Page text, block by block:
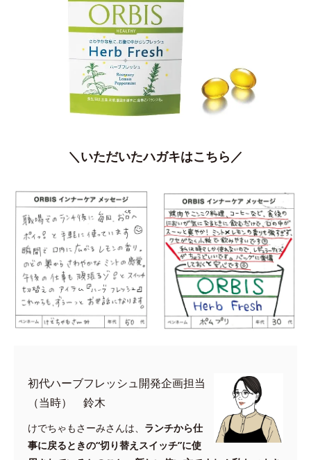
＼いただいたハガキはこちら／
初代ハーブフレッシュ開発企画担当
（当時） 鈴木
けでちゃもさーみさんは、 ランチから仕
事に戻るときの“切り替えスイッチ”に使